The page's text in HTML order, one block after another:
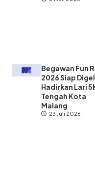
Begawan Fun
2026 Siap
Hadirkan Lari
Tengah Kota
Malang
23 Juli 2026